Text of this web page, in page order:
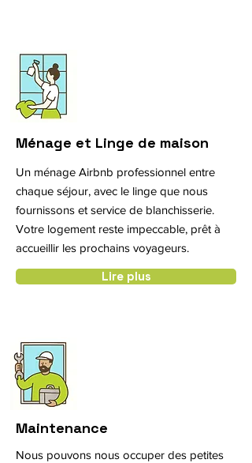
Ménage et Linge de maison
Un ménage Airbnb professionnel entre
chaque séjour, avec le linge que nous
fournissons et service de blanchisserie.
Votre logement reste impeccable, prêt à
accueillir les prochains voyageurs.
Lire plus
Maintenance
Nous pouvons nous occuper des petites